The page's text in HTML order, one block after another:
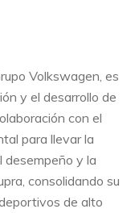
Volkswagen, es
y el desarrollo de
con el
para llevar la
desempeño y la
consolidando su
de alto